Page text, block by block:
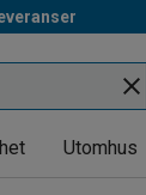
Utomhus